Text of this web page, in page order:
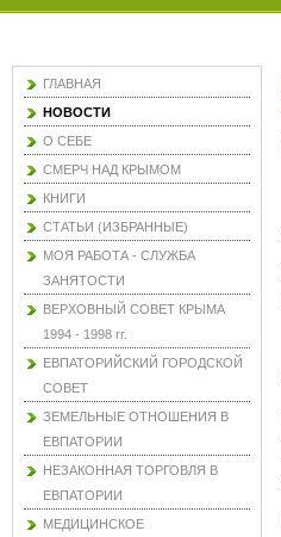
ГЛАВНАЯ
НОВОСТИ
О СЕБЕ
СМЕРЧ НАД КРЫМОМ
КНИГИ
СТАТЬИ (ИЗБРАННЫЕ)
МОЯ РАБОТА - СЛУЖБА
ЗАНЯТОСТИ
ВЕРХОВНЫЙ СОВЕТ КРЫМА
1994 - 1998 гг.
ЕВПАТОРИЙСКИЙ ГОРОДСКОЙ
СОВЕТ
ЗЕМЕЛЬНЫЕ ОТНОШЕНИЯ В
ЕВПАТОРИИ
НЕЗАКОННАЯ ТОРГОВЛЯ В
ЕВПАТОРИИ
МЕДИЦИНСКОЕ